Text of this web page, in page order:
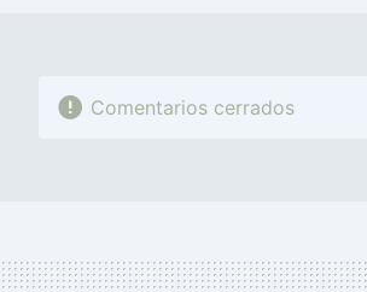
Comentarios cerrados